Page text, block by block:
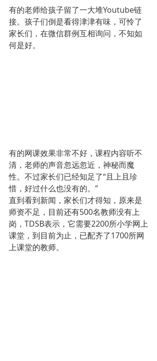
有的老师给孩子留了一大堆Youtube链
接。孩子们倒是看得津津有味，可怜了
家长们，在微信群例互相询问，不知如
何是好。
有的网课效果非常不好，课程内容听不
清，老师的声音忽远忽近，神秘而魔
性。不过家长们已经知足了“且上且珍
惜，好过什么也没有的。”
直到看到新闻，家长们才得知，原来是
师资不足，目前还有500名教师没有上
岗，TDSB表示，它需要2200所小学网上
课堂，到目前为止，已配齐了1700所网
上课堂的教师。